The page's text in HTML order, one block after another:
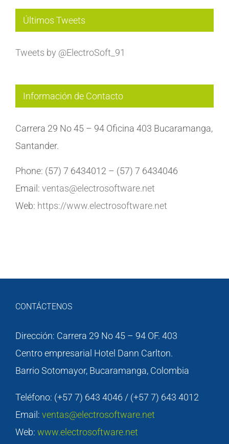
Últimos Tweets
Tweets by @ElectroSoft_91
Información de Contacto
Carrera 29 No 45 – 94 Oficina 403 Bucaramanga,
Santander.
Phone: (57) 7 6434012 – (57) 7 6434046
Email: ventas@electrosoftware.net
Web: https://www.electrosoftware.net
CONTÁCTENOS
Dirección: Carrera 29 No 45 – 94 OF. 403
Centro empresarial Hotel Dann Carlton.
Barrio Sotomayor, Bucaramanga, Colombia
Teléfono: (+57 7) 643 4046 / (+57 7) 643 4012
Email: ventas@electrosoftware.net
Web: www.electrosoftware.net